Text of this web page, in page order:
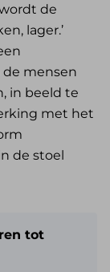
de
lager.’
mensen
in beeld te
met het
de stoel
tot